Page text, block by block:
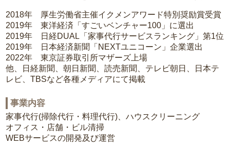
2018年 厚生労働省主催イクメンアワード特別奨励賞受賞
2019年 東洋経済「すごいベンチャー100」に選出
2019年 日経DUAL「家事代行サービスランキング」第1位
2019年 日本経済新聞「NEXTユニコーン」企業選出
2022年 東京証券取引所マザーズ上場
他、日経新聞、朝日新聞、読売新聞、テレビ朝日、日本テ
レビ、TBSなど各種メディアにて掲載
事業内容
家事代行(掃除代行・料理代行)、ハウスクリーニング
オフィス・店舗・ビル清掃
WEBサービスの開発及び運営